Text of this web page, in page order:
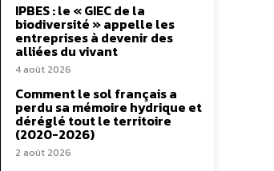
IPBES : le « GIEC de la
biodiversité » appelle les
entreprises à devenir des
alliées du vivant
4 août 2026
Comment le sol français a
perdu sa mémoire hydrique et
déréglé tout le territoire
(2020-2026)
2 août 2026